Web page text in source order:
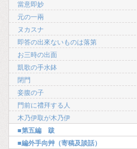
當意即妙
元の一兩
ヌカスナ
即答の出來ないものは落第
お三時の出面
凱歌の手水鉢
閉門
妾腹の子
門前に禮拜する人
木乃伊取が木乃伊
■第五編 跋
■編外手向艸（寄稿及談話）